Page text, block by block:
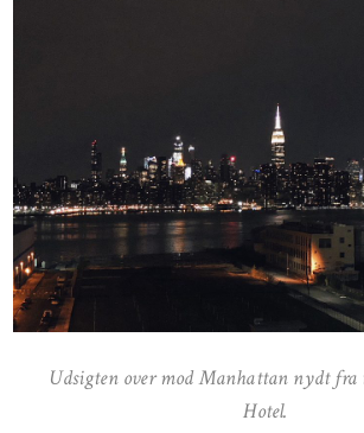
Udsigten over mod Manhattan nydt fra
Hotel.